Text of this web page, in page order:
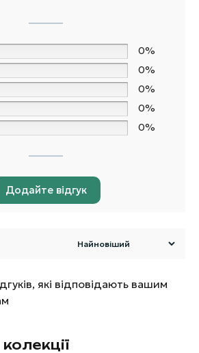
0%
0%
0%
0%
0%
Додайте відгук
які відповідають вашим